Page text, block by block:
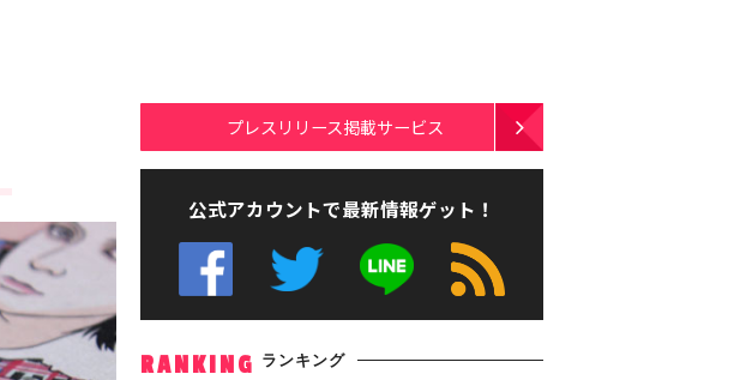
プレスリリース掲載サービス
公式アカウントで最新情報ゲット！
RANKING ランキング